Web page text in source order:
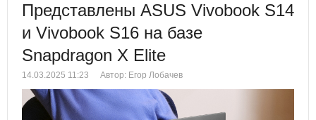
Представлены ASUS Vivobook S14
и Vivobook S16 на базе
Snapdragon X Elite
14.03.2025 11:23 Автор: Егор Лобачев